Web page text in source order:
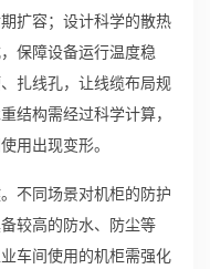
扩容；设计科学的散热
保障设备运行温度稳
扎线孔，让线缆布局规
结构需经过科学计算，
用出现变形。
不同场景对机柜的防护
较高的防水、防尘等
车间使用的机柜需强化